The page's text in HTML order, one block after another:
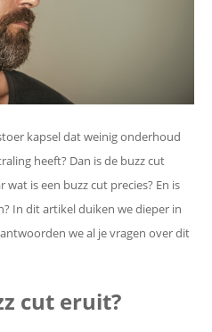
kapsel dat weinig onderhoud
heeft? Dan is de buzz cut
is een buzz cut precies? En is
In dit artikel duiken we dieper in
we al je vragen over dit
cut eruit?